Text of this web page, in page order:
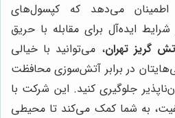
اطمینان می‌دهد که کپسول‌های
ایده‌آل برای مقابله با حریق
گریز تهران، می‌توانید با خیالی
در برابر آتش‌سوزی محافظت
جلوگیری کنید. این شرکت با
به شما کمک می‌کند تا محیطی